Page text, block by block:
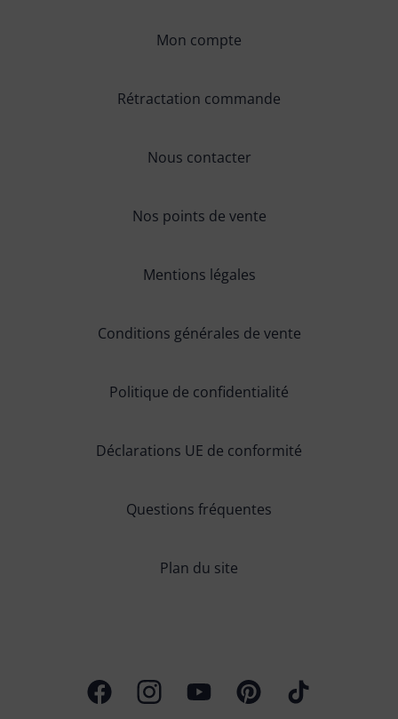
Mon compte
Rétractation commande
Nous contacter
Nos points de vente
Mentions légales
Conditions générales de vente
Politique de confidentialité
Déclarations UE de conformité
Questions fréquentes
Plan du site
Page FacebookProfil InstagramChaîne Youtube
Profil PinterestProfil TikTok